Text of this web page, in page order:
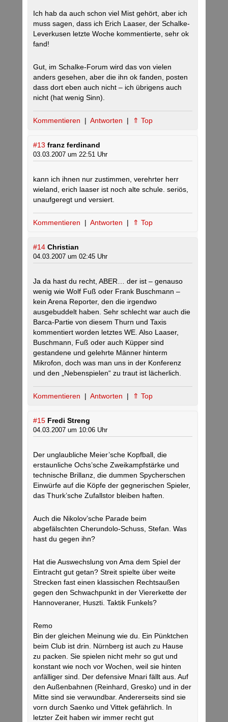
Ich hab da auch schon viel Mist gehört, aber ich
muss sagen, dass ich Erich Laaser, der Schalke-
Leverkusen letzte Woche kommentierte, sehr ok
fand!
Gut, im Schalke-Forum wird das von vielen
anders gesehen, aber die ihn ok fanden, posten
dass dort eben auch nicht – ich übrigens auch
nicht (hat wenig Sinn).
Kommentieren | Antworten | ⇑ Top
#13 franz ferdinand
03.03.2007 um 22:51 Uhr
kann ich ihnen nur zustimmen, verehrter herr
wieland, erich laaser ist noch alte schule. seriös,
unaufgeregt und versiert.
Kommentieren | Antworten | ⇑ Top
#14 Christian
04.03.2007 um 02:45 Uhr
Ja da hast du recht, ABER… der ist – genauso
wenig wie Wolf Fuß oder Frank Buschmann –
kein Arena Reporter, den die irgendwo
ausgebuddelt haben. Sehr schlecht war auch die
Barca-Partie von diesem Thurn und Taxis
kommentiert worden letztes WE. Also Laaser,
Buschmann, Fuß oder auch Küpper sind
gestandene und gelehrte Männer hinterm
Mikrofon, doch was man uns in der Konferenz
und den „Nebenspielen“ zu traut ist lächerlich.
Kommentieren | Antworten | ⇑ Top
#15 Fredi Streng
04.03.2007 um 10:06 Uhr
Der unglaubliche Meier’sche Kopfball, die
erstaunliche Ochs’sche Zweikampfstärke und
technische Brillanz, die dummen Spycherschen
Einwürfe auf die Köpfe der gegnerischen Spieler,
das Thurk’sche Zufallstor bleiben haften.
Auch die Nikolov’sche Parade beim
abgefälschten Cherundolo-Schuss, Stefan. Was
hast du gegen ihn?
Hat die Auswechslung von Ama dem Spiel der
Eintracht gut getan? Streit spielte über weite
Strecken fast einen klassischen Rechtsaußen
gegen den Schwachpunkt in der Viererkette der
Hannoveraner, Huszti. Taktik Funkels?
Remo
Bin der gleichen Meinung wie du. Ein Pünktchen
beim Club ist drin. Nürnberg ist auch zu Hause
zu packen. Sie spielen nicht mehr so gut und
konstant wie noch vor Wochen, weil sie hinten
anfälliger sind. Der defensive Mnari fällt aus. Auf
den Außenbahnen (Reinhard, Gresko) und in der
Mitte sind sie verwundbar. Andererseits sind sie
vorn durch Saenko und Vittek gefährlich. In
letzter Zeit haben wir immer recht gut